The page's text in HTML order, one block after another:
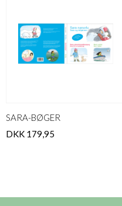
SARA-BØGER
DKK 179,95